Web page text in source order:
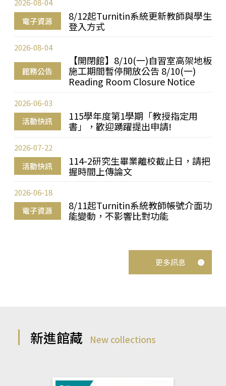
電子資源
8/12起Turnitin系統更新教師與學生
登入方式
2026-08-04
館務公告
【開閉館】8/10(一)自習室高架地板
施工期間暫停開放公告 8/10(一)
Reading Room Closure Notice
2026-08-04
活動快訊
115學年度第1學期「教授指定用
書」，歡迎踴躍提出申請!
2026-06-03
活動快訊
114-2研究生畢業離校截止日，請把
握時間上傳論文
2026-07-22
電子資源
8/11起Turnitin系統教師帳號介面功
能變動，不影響比對功能
2026-06-18
更多訊息
新進館藏 New collections